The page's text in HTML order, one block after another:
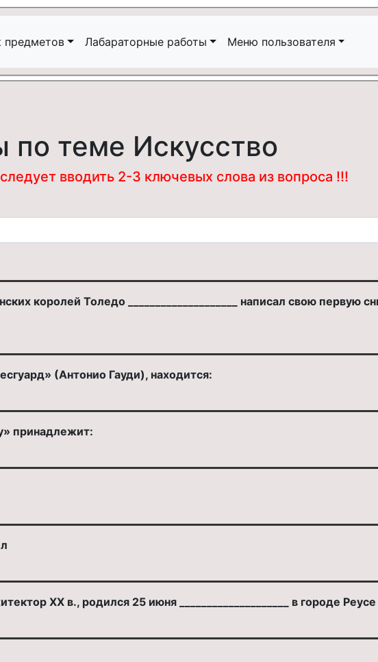
предметов Лабараторные работы Меню пользователя
по теме Искусство
вводить 2-3 ключевых слова из вопроса !!!
королей Толедо ____________________ написал свою первую
(Антонио Гауди), находится:
принадлежит:
XX в., родился 25 июня ____________________ в городе